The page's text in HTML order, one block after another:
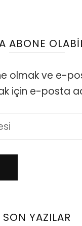
ABONE
olmak ve e-
için e-posta
SON YAZILAR